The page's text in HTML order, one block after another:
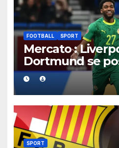
FOOTBALL SPORT
Mercato :
Dortmund se
favoris pour
Mbaye
SPORT